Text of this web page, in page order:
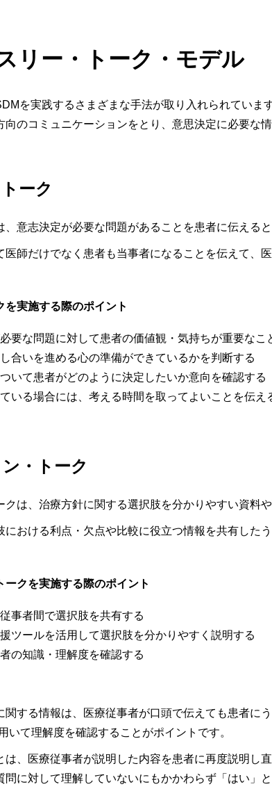
リー・トーク・モデル
を実践するさまざまな手法が取り入れられていま
向のコミュニケーションをとり、意思決定に必要な情
ーク
、意志決定が必要な問題があることを患者に伝える
医師だけでなく患者も当事者になることを伝えて、
実施する際のポイント
要な問題に対して患者の価値観・気持ちが重要なこ
合いを進める心の準備ができているかを判断する
いて患者がどのように決定したいか意向を確認する
いる場合には、考える時間を取ってよいことを伝え
・トーク
クは、治療方針に関する選択肢を分かりやすい資料
における利点・欠点や比較に役立つ情報を共有した
クを実施する際のポイント
事者間で選択肢を共有する
ツールを活用して選択肢を分かりやすく説明する
の知識・理解度を確認する
関する情報は、医療従事者が口頭で伝えても患者に
いて理解度を確認することがポイントです。
は、医療従事者が説明した内容を患者に再度説明し
問に対して理解していないにもかかわらず「はい」